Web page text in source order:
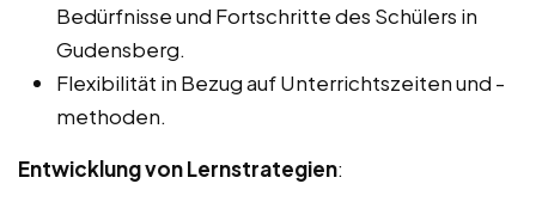
Bedürfnisse und Fortschritte des Schülers in
Gudensberg.
Flexibilität in Bezug auf Unterrichtszeiten und -
methoden.
Entwicklung von Lernstrategien: